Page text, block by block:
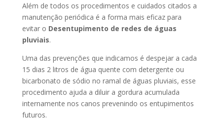
Além de todos os procedimentos e cuidados citados a
manutenção periódica é a forma mais eficaz para
evitar o Desentupimento de redes de águas
pluviais.
Uma das prevenções que indicamos é despejar a cada
15 dias 2 litros de água quente com detergente ou
bicarbonato de sódio no ramal de águas pluviais, esse
procedimento ajuda a diluir a gordura acumulada
internamente nos canos prevenindo os entupimentos
futuros.